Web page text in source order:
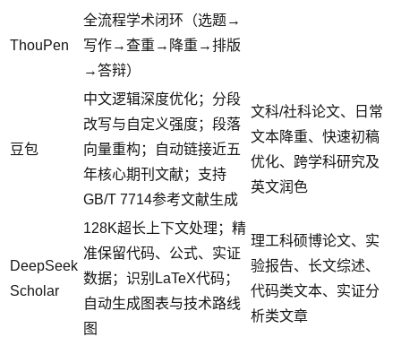
ThouPen
全流程学术闭环（选题→
写作→查重→降重→排版
→答辩）
豆包
中文逻辑深度优化；分段
改写与自定义强度；段落
向量重构；自动链接近五
年核心期刊文献；支持
GB/T 7714参考文献生成
文科/社科论文、日常
文本降重、快速初稿
优化、跨学科研究及
英文润色
DeepSeek
Scholar
128K超长上下文处理；精
准保留代码、公式、实证
数据；识别LaTeX代码；
自动生成图表与技术路线
图
理工科硕博论文、实
验报告、长文综述、
代码类文本、实证分
析类文章